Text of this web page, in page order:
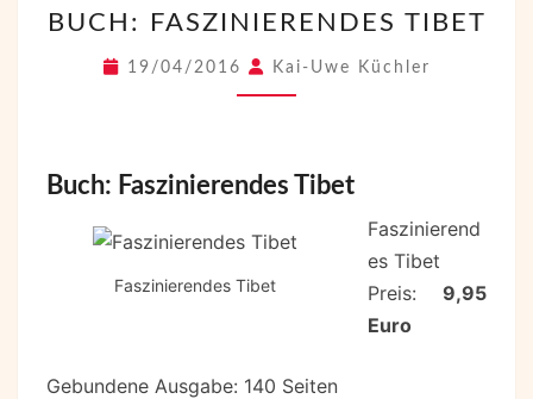
FASZINIERENDES
TIBET
BUCH: FASZINIERENDES TIBET
19/04/2016 Kai-Uwe Küchler
Buch: Faszinierendes Tibet
Faszinierendes Tibet
Faszinierend
es Tibet
Preis: 9,95
Euro
Gebundene Ausgabe: 140 Seiten